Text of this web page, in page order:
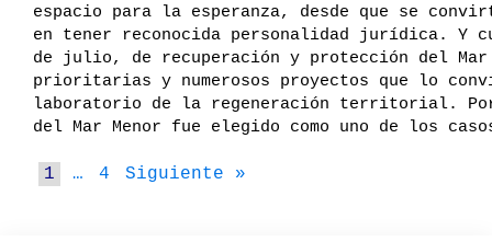
espacio para la esperanza, desde que se
en tener reconocida personalidad jurídica. Y
de julio, de recuperación y protección del Mar
prioritarias y numerosos proyectos que lo
laboratorio de la regeneración territorial.
del Mar Menor fue elegido como uno de los
1 … 4 Siguiente »